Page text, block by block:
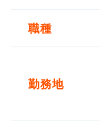
職種
勤務地